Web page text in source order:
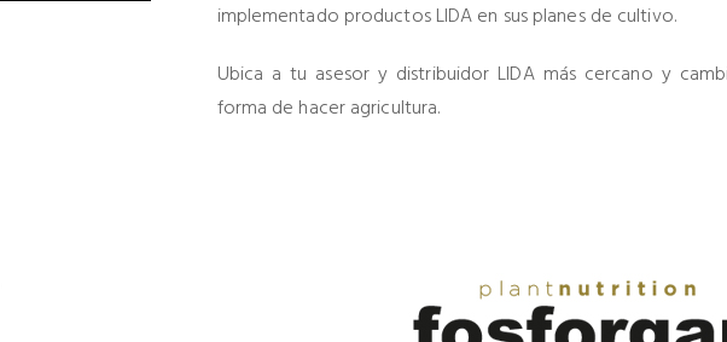
implementado productos LIDA en sus planes de cultivo.
Ubica a tu asesor y distribuidor LIDA más cercano y
forma de hacer agricultura.